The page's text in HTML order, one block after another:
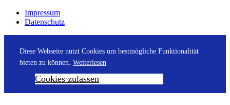
Impressum
Datenschutz
Diese Webseite nutzt Cookies um bestmögliche Funktionalität
bieten zu können. Weiterlesen
Cookies zulassen